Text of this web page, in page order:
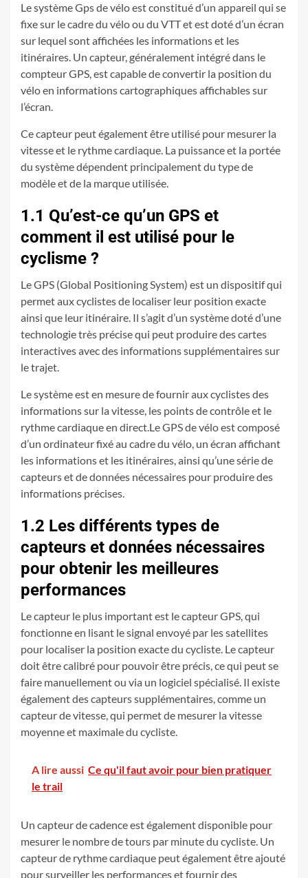
Le système Gps de vélo est constitué d’un appareil qui se
fixe sur le cadre du vélo ou du VTT et est doté d’un écran
sur lequel sont affichées les informations et les
itinéraires. Un capteur, généralement intégré dans le
compteur GPS, est capable de convertir la position du
vélo en informations cartographiques affichables sur
l’écran.
Ce capteur peut également être utilisé pour mesurer la
vitesse et le rythme cardiaque. La puissance et la portée
du système dépendent principalement du type de
modèle et de la marque utilisée.
1.1 Qu’est-ce qu’un GPS et
comment il est utilisé pour le
cyclisme ?
Le GPS (Global Positioning System) est un dispositif qui
permet aux cyclistes de localiser leur position exacte
ainsi que leur itinéraire. Il s’agit d’un système doté d’une
technologie très précise qui peut produire des cartes
interactives avec des informations supplémentaires sur
le trajet.
Le système est en mesure de fournir aux cyclistes des
informations sur la vitesse, les points de contrôle et le
rythme cardiaque en direct.Le GPS de vélo est composé
d’un ordinateur fixé au cadre du vélo, un écran affichant
les informations et les itinéraires, ainsi qu’une série de
capteurs et de données nécessaires pour produire des
informations précises.
1.2 Les différents types de
capteurs et données nécessaires
pour obtenir les meilleures
performances
Le capteur le plus important est le capteur GPS, qui
fonctionne en lisant le signal envoyé par les satellites
pour localiser la position exacte du cycliste. Le capteur
doit être calibré pour pouvoir être précis, ce qui peut se
faire manuellement ou via un logiciel spécialisé. Il existe
également des capteurs supplémentaires, comme un
capteur de vitesse, qui permet de mesurer la vitesse
moyenne et maximale du cycliste.
A lire aussi Ce qu'il faut avoir pour bien pratiquer
le trail
Un capteur de cadence est également disponible pour
mesurer le nombre de tours par minute du cycliste. Un
capteur de rythme cardiaque peut également être ajouté
pour surveiller les performances et fournir des